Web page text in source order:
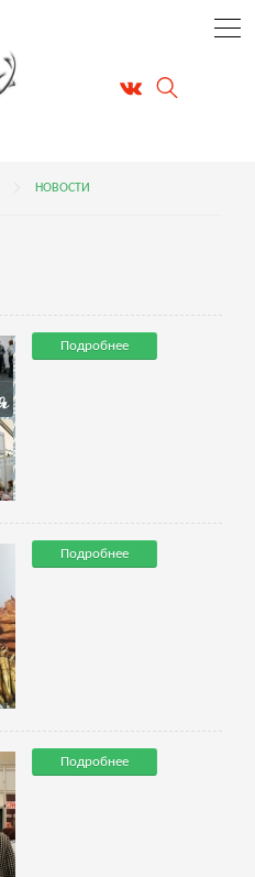
НОВОСТИ
Подробнее
Подробнее
Подробнее